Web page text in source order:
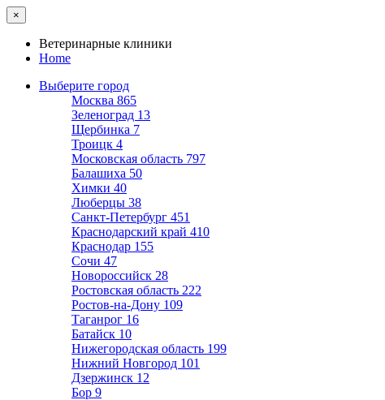
×
Ветеринарные клиники
Home
Выберите город
Москва 865
Зеленоград 13
Щербинка 7
Троицк 4
Московская область 797
Балашиха 50
Химки 40
Люберцы 38
Санкт-Петербург 451
Краснодарский край 410
Краснодар 155
Сочи 47
Новороссийск 28
Ростовская область 222
Ростов-на-Дону 109
Таганрог 16
Батайск 10
Нижегородская область 199
Нижний Новгород 101
Дзержинск 12
Бор 9